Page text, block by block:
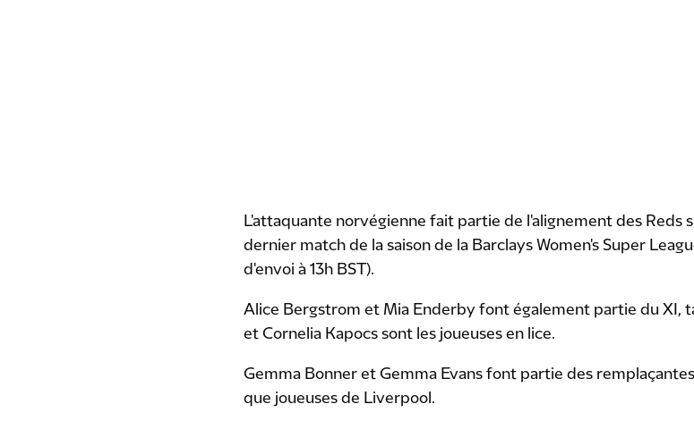
L'attaquante norvégienne fait partie de l'alignement des Reds
dernier match de la saison de la Barclays Women's Super
d'envoi à 13h BST).
Alice Bergstrom et Mia Enderby font également partie du XI,
et Cornelia Kapocs sont les joueuses en lice.
Gemma Bonner et Gemma Evans font partie des
que joueuses de Liverpool.